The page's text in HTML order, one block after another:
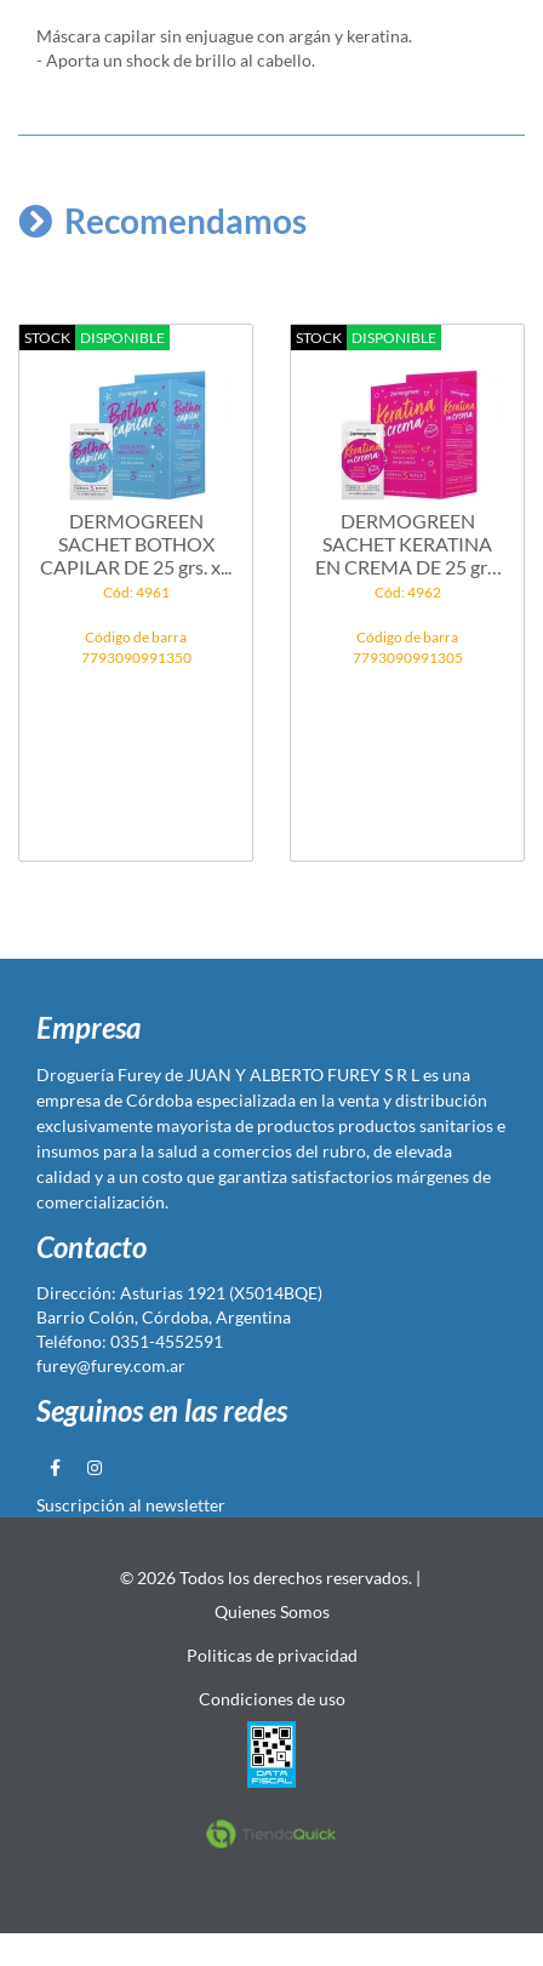
Máscara capilar sin enjuague con argán y keratina.
- Aporta un shock de brillo al cabello.
Recomendamos
STOCK DISPONIBLE
DERMOGREEN
SACHET BOTHOX
CAPILAR DE 25 grs. x...
Cód: 4961
Código de barra
7793090991350
STOCK DISPONIBLE
DERMOGREEN
SACHET KERATINA
EN CREMA DE 25 grs.
x...
Cód: 4962
Código de barra
7793090991305
Empresa
Droguería Furey de JUAN Y ALBERTO FUREY S R L es una
empresa de Córdoba especializada en la venta y distribución
exclusivamente mayorista de productos productos sanitarios e
insumos para la salud a comercios del rubro, de elevada
calidad y a un costo que garantiza satisfactorios márgenes de
comercialización.
Contacto
Dirección: Asturias 1921 (X5014BQE)
Barrio Colón, Córdoba, Argentina
Teléfono: 0351-4552591
furey@furey.com.ar
Seguinos en las redes
Suscripción al newsletter
© 2026 Todos los derechos reservados. |
Quienes Somos
Politicas de privacidad
Condiciones de uso